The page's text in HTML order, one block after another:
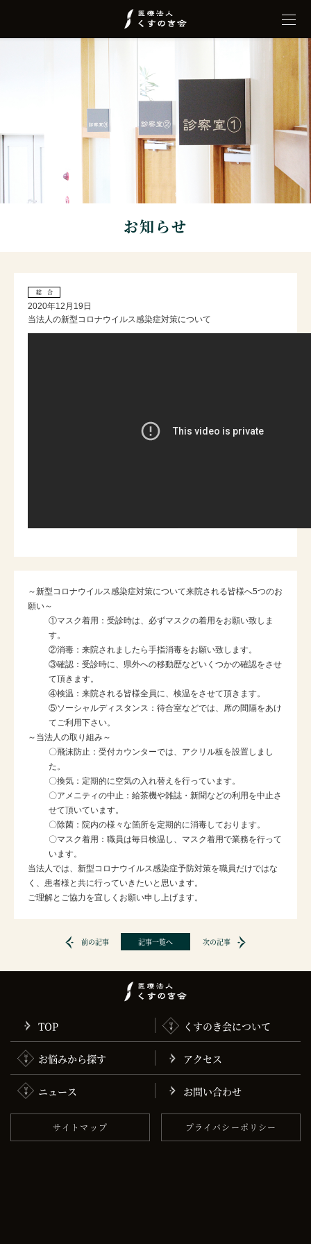
お知らせ
総 合
2020年12月19日
当法人の新型コロナウイルス感染症対策について
～新型コロナウイルス感染症対策について来院される皆様へ5つのお
願い～
①マスク着用：受診時は、必ずマスクの着用をお願い致しま
す。
②消毒：来院されましたら手指消毒をお願い致します。
③確認：受診時に、県外への移動歴などいくつかの確認をさせ
て頂きます。
④検温：来院される皆様全員に、検温をさせて頂きます。
⑤ソーシャルディスタンス：待合室などでは、席の間隔をあけ
てご利用下さい。
～当法人の取り組み～
〇飛沫防止：受付カウンターでは、アクリル板を設置しまし
た。
〇換気：定期的に空気の入れ替えを行っています。
〇アメニティの中止：給茶機や雑誌・新聞などの利用を中止さ
せて頂いています。
〇除菌：院内の様々な箇所を定期的に消毒しております。
〇マスク着用：職員は毎日検温し、マスク着用で業務を行って
います。
当法人では、新型コロナウイルス感染症予防対策を職員だけではな
く、患者様と共に行っていきたいと思います。
ご理解とご協力を宜しくお願い申し上げます。
前の記事 記事一覧へ 次の記事
TOP くすのき会について
お悩みから探す アクセス
ニュース お問い合わせ
サイトマップ プライバシーポリシー